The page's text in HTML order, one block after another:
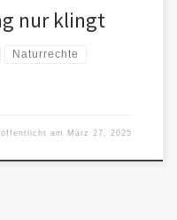
nur klingt
Naturrechte
am März 27, 2025